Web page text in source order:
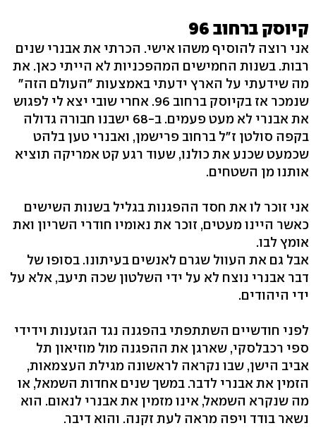
קיוסק ברחוב 96
אני רוצה להוסיף משהו אישי. הכרתי את אבנרי שנים
רבות. בשנות החמישים המהפכניות לא הייתי כאן. את
מה שידעתי על הארץ ידעתי באמצעות "העולם הזה"
שנמכר אז בקיוסק ברחוב 96. אחרי שובי יצא לי לפגוש
את אבנרי לא מעט פעמים. ב-68 ישבנו חבורה גדולה
בקפה סולטן ז"ל ברחוב פרישמן, ואבנרי טען בלהט
שכמעט שכנע את כולנו, שעוד רגע קט אמריקה תוציא
אותנו מן השטחים.
אני זוכר לו את חסד ההפגנות בגליל בשנות השישים
כאשר היינו מעטים, זוכר את נאומיו חודרי השריון ואת
אומץ לבו.
אבל גם את העוול שגרם לאנשים בעיתונו. בסופו של
דבר אבנרי נוצח לא על ידי השלטון שכה תיעב, אלא על
ידי היהודים.
לפני חודשיים השתתפתי בהפגנה נגד הגזענות וידידי
ספי רכבלסקי, שארגן את ההפגנה מול מוזיאון תל
אביב הישן, שבו נקראה לראשונה מגילת העצמאות,
הזמין את אבנרי לדבר. במשך שנים אחדות השמאל, או
מה שנקרא השמאל, אינו מזמין את אבנרי לנאום. הוא
נשאר בודד ויפה מראה לעת זקנה. והוא דיבר.